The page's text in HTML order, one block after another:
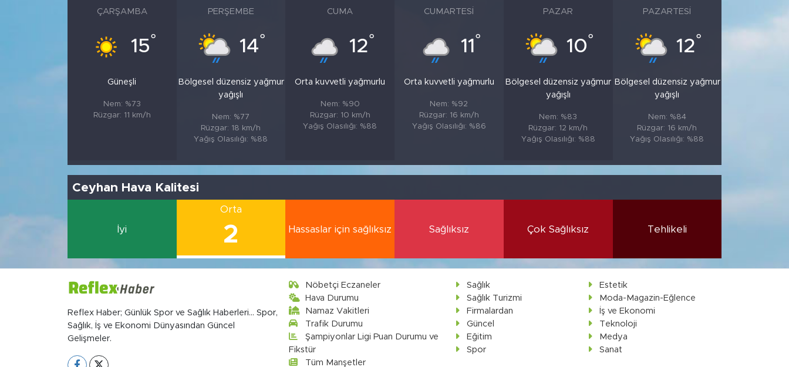
ÇARŞAMBA
15°
Güneşli
Nem: %73
Rüzgar: 11 km/h
PERŞEMBE
14°
Bölgesel düzensiz yağmur
yağışlı
Nem: %77
Rüzgar: 18 km/h
Yağış Olasılığı: %88
CUMA
12°
Orta kuvvetli yağmurlu
Nem: %90
Rüzgar: 10 km/h
Yağış Olasılığı: %88
CUMARTESI
11 °
Orta kuvvetli yağmurlu
Nem: %92
Rüzgar: 16 km/h
Yağış Olasılığı: %86
PAZAR
10°
Bölgesel düzensiz yağmur
yağışlı
Nem: %83
Rüzgar: 12 km/h
Yağış Olasılığı: %88
PAZARTESI
12°
Bölgesel düzensiz yağmur
yağışlı
Nem: %84
Rüzgar: 16 km/h
Yağış Olasılığı: %88
Ceyhan Hava Kalitesi
İyi
Orta
2 Hassaslar için sağlıksız Sağlıksız Çok Sağlıksız Tehlikeli
Reflex Haber; Günlük Spor ve Sağlık Haberleri... Spor,
Sağlık, İş ve Ekonomi Dünyasından Güncel
Gelişmeler.
Nöbetçi Eczaneler
Hava Durumu
Namaz Vakitleri
Trafik Durumu
Şampiyonlar Ligi Puan Durumu ve
Fikstür
Tüm Manşetler
Sağlık
Estetik
Sağlık Turizmi
Moda-Magazin-Eğlence
Firmalardan
İş ve Ekonomi
Güncel
Teknoloji
Eğitim
Medya
Spor
Sanat